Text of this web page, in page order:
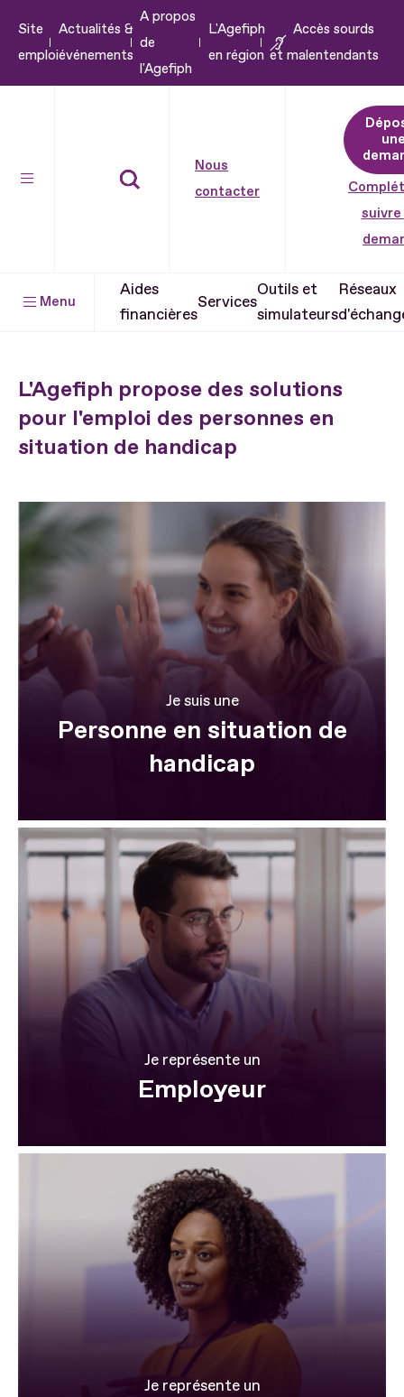
Aller
Site
emploi
Actualités &
événements
A propos
de
l'Agefiph
L'Agefiph
en région
Accès sourds
et malentendants
Nous
contacter
suivre
Menu
Aides
financières
Services
Outils et
simulateurs
Réseaux
L'Agefiph propose des solutions
pour l'emploi des personnes en
situation de handicap
Je suis une
Personne en situation de
handicap
Je représente un
Employeur
Je représente un